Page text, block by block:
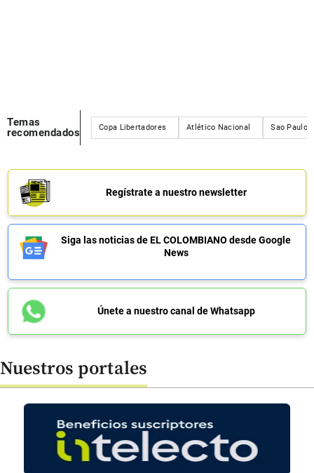
Temas
recomendados
Copa Libertadores Atlético Nacional Sao Paulo
Regístrate a nuestro newsletter
Siga las noticias de EL COLOMBIANO desde Google
News
Únete a nuestro canal de Whatsapp
Nuestros portales